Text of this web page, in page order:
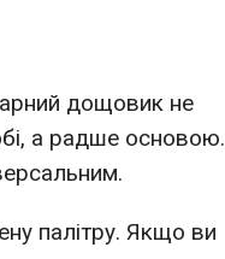
дощовик не
а радше основою.
палітру. Якщо ви